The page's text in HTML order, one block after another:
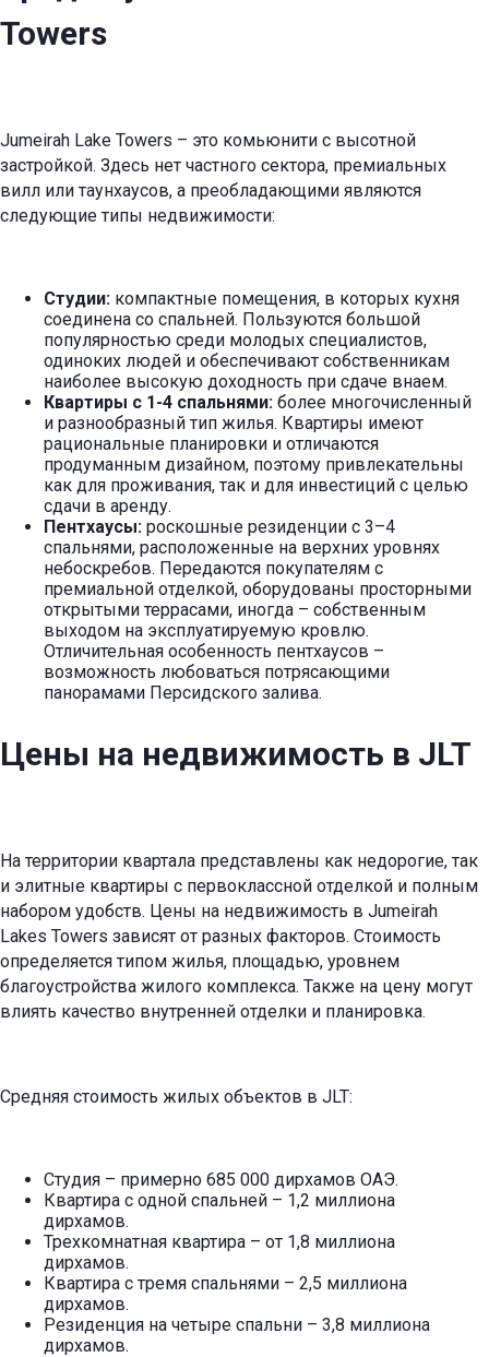
Towers
Jumeirah Lake Towers – это комьюнити с высотной
застройкой. Здесь нет частного сектора, премиальных
вилл или таунхаусов, а преобладающими являются
следующие типы недвижимости:
Студии: компактные помещения, в которых кухня
соединена со спальней. Пользуются большой
популярностью среди молодых специалистов,
одиноких людей и обеспечивают собственникам
наиболее высокую доходность при сдаче внаем.
Квартиры с 1-4 спальнями: более многочисленный
и разнообразный тип жилья. Квартиры имеют
рациональные планировки и отличаются
продуманным дизайном, поэтому привлекательны
как для проживания, так и для инвестиций с целью
сдачи в аренду.
Пентхаусы: роскошные резиденции с 3–4
спальнями, расположенные на верхних уровнях
небоскребов. Передаются покупателям с
премиальной отделкой, оборудованы просторными
открытыми террасами, иногда – собственным
выходом на эксплуатируемую кровлю.
Отличительная особенность пентхаусов –
возможность любоваться потрясающими
панорамами Персидского залива.
Цены на недвижимость в JLT
На территории квартала представлены как недорогие, так
и элитные квартиры с первоклассной отделкой и полным
набором удобств. Цены на недвижимость в Jumeirah
Lakes Towers зависят от разных факторов. Стоимость
определяется типом жилья, площадью, уровнем
благоустройства жилого комплекса. Также на цену могут
влиять качество внутренней отделки и планировка.
Средняя стоимость жилых объектов в JLT:
Студия – примерно 685 000 дирхамов ОАЭ.
Квартира с одной спальней – 1,2 миллиона
дирхамов.
Трехкомнатная квартира – от 1,8 миллиона
дирхамов.
Квартира с тремя спальнями – 2,5 миллиона
дирхамов.
Резиденция на четыре спальни – 3,8 миллиона
дирхамов.